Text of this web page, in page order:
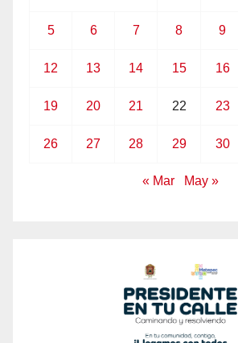
5 6 7 8 9
12 13 14 15 16
19 20 21 22 23
26 27 28 29 30
« Mar May »